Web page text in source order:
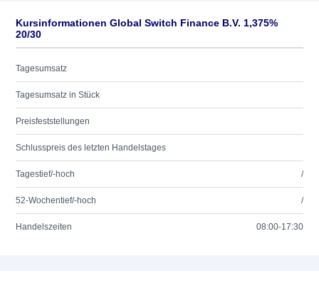
Kursinformationen Global Switch Finance B.V. 1,375%
20/30
Tagesumsatz
Tagesumsatz in Stück
Preisfeststellungen
Schlusspreis des letzten Handelstages
Tagestief/-hoch /
52-Wochentief/-hoch /
Handelszeiten 08:00-17:30